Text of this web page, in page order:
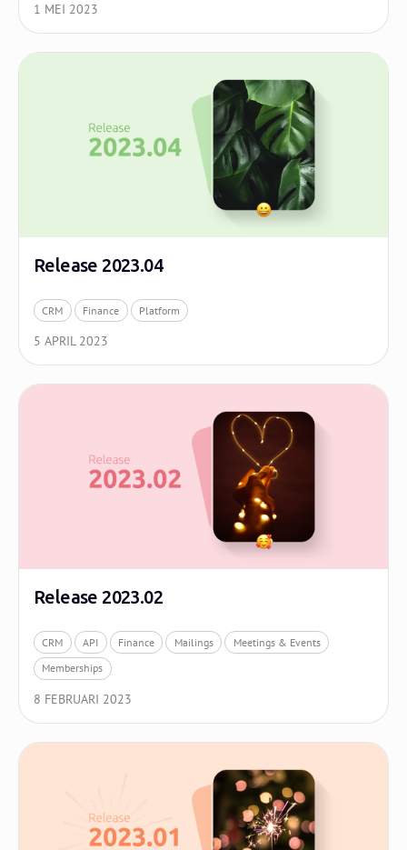
1 MEI 2023
Release 2023.04
CRM Finance Platform
5 APRIL 2023
Release 2023.02
CRM API Finance Mailings
Meetings & Events
Memberships
8 FEBRUARI 2023